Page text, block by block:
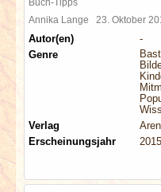
Annika Lange 23. Oktober
Autor(en)
-
Genre
Verlag
Erscheinungsjahr
2015